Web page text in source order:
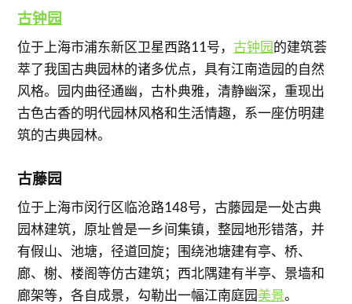
古钟园
位于上海市浦东新区卫星西路11号， 古钟园的建筑荟
萃了我国古典园林的诸多优点，具有江南造园的自然
风格。园内曲径通幽，古朴典雅，清静幽深，重现出
古色古香的明代园林风格和生活情趣，系一座仿明建
筑的古典园林。
古藤园
位于上海市闵行区临沧路148号，古藤园是一处古典
园林建筑，原址曾是一乡间集镇，整园地形错落，并
有假山、池塘，径道回旋；围绕池塘建有亭、桥、
廊、榭、楼阁等仿古建筑；西北隅建有半亭、景墙和
廊架等，各自成景，勾勒出一幅江南庭园美景。